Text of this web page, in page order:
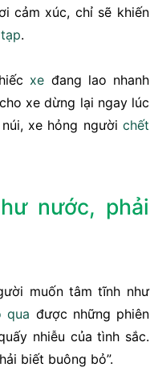
cảm xúc, chỉ sẽ khiến
.
xe đang lao nhanh
xe dừng lại ngay lúc
xe hỏng người chết
nước, phải
muốn tâm tĩnh như
qua được những phiên
nhiễu của tình sắc.
biết buông bỏ”.